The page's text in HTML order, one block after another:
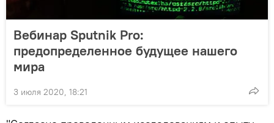
Вебинар Sputnik Pro:
предопределенное будущее нашего
мира
3 июля 2020, 18:21